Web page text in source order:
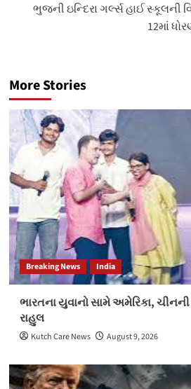
ભુજની ઇન્દિરા ગર્લ્સ હાઈ સ્કૂલની
12માં
More Stories
Breaking News India
ભારતના યુવાનો સામે અમેરિકા,
રાહુલ
Kutch Care News August 9, 2026